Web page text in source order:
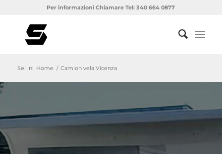
Per informazioni Chiamare Tel: 340 664 0877
Sei in: Home / Camion vela Vicenza